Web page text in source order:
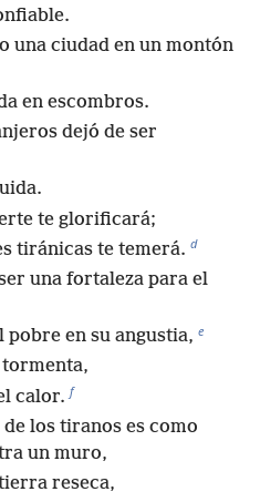
una ciudad en un montón
en escombros.
dejó de ser
te glorificará;
tiránicas te temerá. d
una fortaleza para el
en su angustia, e
calor. f
los tiranos es como
un muro,
reseca,